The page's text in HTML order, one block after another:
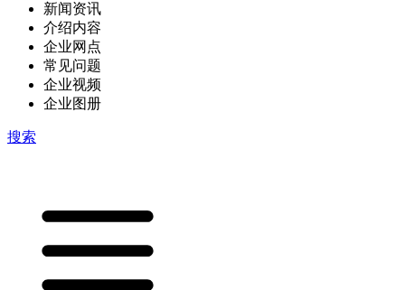
新闻资讯
介绍内容
企业网点
常见问题
企业视频
企业图册
搜索